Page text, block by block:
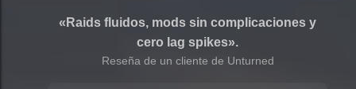
«Raids fluidos, mods sin complicaciones y
cero lag spikes».
Reseña de un cliente de Unturned